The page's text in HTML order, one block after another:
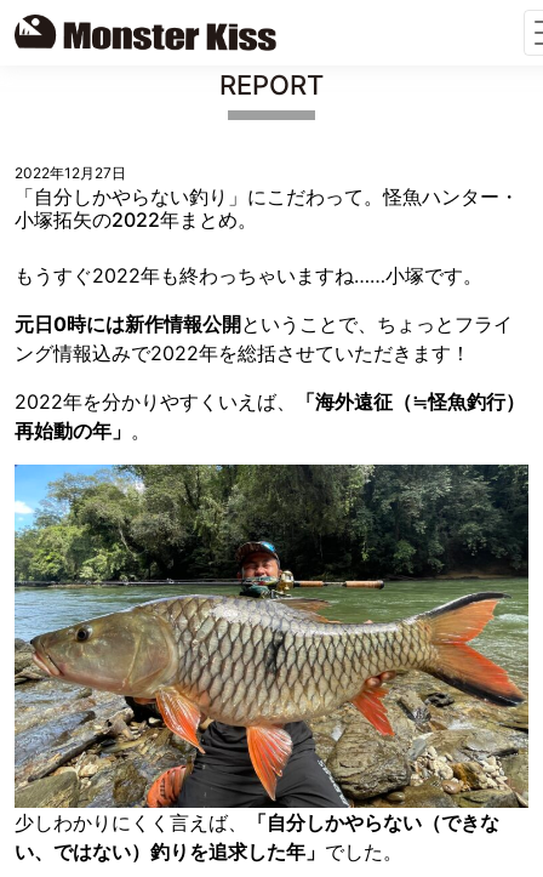
REPORT
2022年12月27日
「自分しかやらない釣り」にこだわって。怪魚ハンター・
小塚拓矢の2022年まとめ。
もうすぐ2022年も終わっちゃいますね……小塚です。
元日0時には新作情報公開 ということで、ちょっとフライ
ング情報込みで2022年を総括させていただきます！
2022年を分かりやすくいえば、
「海外遠征（≒怪魚釣行）
再始動の年」 。
少しわかりにくく言えば、
「自分しかやらない（できな
い、ではない）釣りを追求した年」 でした。